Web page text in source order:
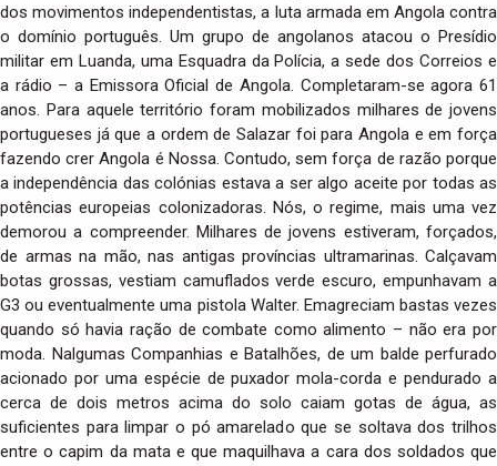
dos movimentos independentistas, a luta armada em Angola contra
o domínio português. Um grupo de angolanos atacou o Presídio
militar em Luanda, uma Esquadra da Polícia, a sede dos Correios e
a rádio – a Emissora Oficial de Angola. Completaram-se agora 61
anos. Para aquele território foram mobilizados milhares de jovens
portugueses já que a ordem de Salazar foi para Angola e em força
fazendo crer Angola é Nossa. Contudo, sem força de razão porque
a independência das colónias estava a ser algo aceite por todas as
potências europeias colonizadoras. Nós, o regime, mais uma vez
demorou a compreender. Milhares de jovens estiveram, forçados,
de armas na mão, nas antigas províncias ultramarinas. Calçavam
botas grossas, vestiam camuflados verde escuro, empunhavam a
G3 ou eventualmente uma pistola Walter. Emagreciam bastas vezes
quando só havia ração de combate como alimento – não era por
moda. Nalgumas Companhias e Batalhões, de um balde perfurado
acionado por uma espécie de puxador mola-corda e pendurado a
cerca de dois metros acima do solo caiam gotas de água, as
suficientes para limpar o pó amarelado que se soltava dos trilhos
entre o capim da mata e que maquilhava a cara dos soldados que